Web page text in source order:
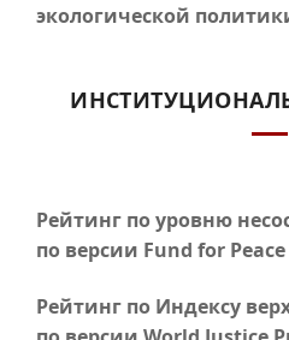
экологической
Рейтинг по уровню
по версии Fund for Peace
Рейтинг по Индексу